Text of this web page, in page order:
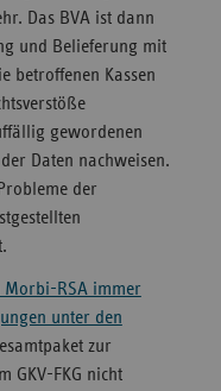
Das BVA ist dann
und Belieferung mit
betroffenen Kassen
gewordenen
Daten nachweisen.
der
Morbi-RSA immer
unter den
zur
GKV-FKG nicht